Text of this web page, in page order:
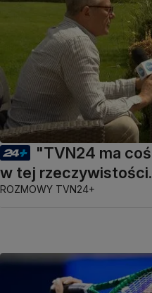
"TVN24 ma
w tej
ROZMOWY TVN24+